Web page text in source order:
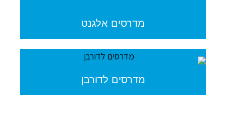
מדרסים אלגנט
מדרסים לדורבן